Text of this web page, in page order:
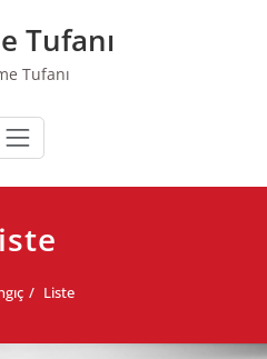
Tufanı
Tufanı
Liste